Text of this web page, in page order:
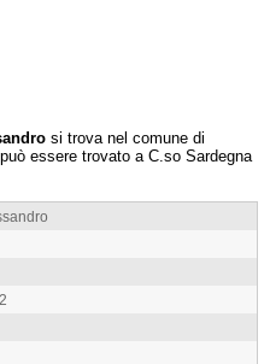
si trova nel comune di
essere trovato a C.so Sardegna